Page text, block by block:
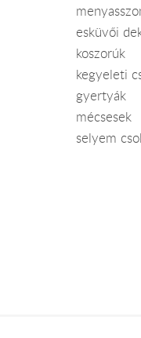
esküvői
koszorúk
kegyeleti
gyertyák
mécsesek
selyem